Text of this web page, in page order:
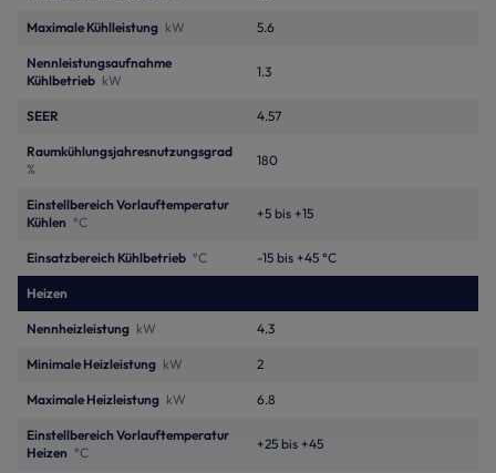
Maximale Kühlleistung kW 5.6
Nennleistungsaufnahme
Kühlbetrieb kW
1.3
SEER 4.57
Raumkühlungsjahresnutzungsgrad
%
180
Einstellbereich Vorlauftemperatur
Kühlen °C
+5 bis +15
Einsatzbereich Kühlbetrieb °C -15 bis +45 °C
Heizen
Nennheizleistung kW 4.3
Minimale Heizleistung kW 2
Maximale Heizleistung kW 6.8
Einstellbereich Vorlauftemperatur
Heizen °C
+25 bis +45